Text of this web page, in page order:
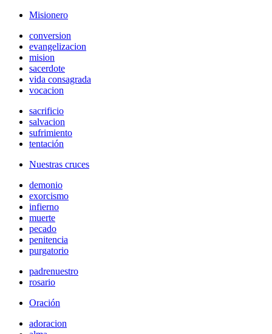
Misionero
conversion
evangelizacion
mision
sacerdote
vida consagrada
vocacion
sacrificio
salvacion
sufrimiento
tentación
Nuestras cruces
demonio
exorcismo
infierno
muerte
pecado
penitencia
purgatorio
padrenuestro
rosario
Oración
adoracion